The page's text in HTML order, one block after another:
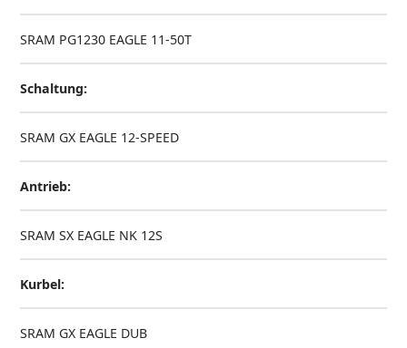
SRAM PG1230 EAGLE 11-50T
Schaltung:
SRAM GX EAGLE 12-SPEED
Antrieb:
SRAM SX EAGLE NK 12S
Kurbel:
SRAM GX EAGLE DUB